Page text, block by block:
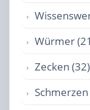
Würmer
Zecken (32)